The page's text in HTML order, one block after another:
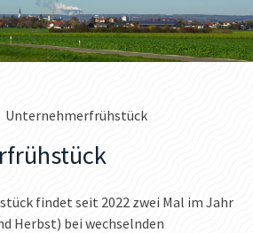
Unternehmerfrühstück
findet seit 2022 zwei Mal im Jahr
Herbst) bei wechselnden